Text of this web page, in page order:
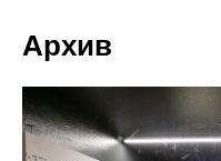
Архив